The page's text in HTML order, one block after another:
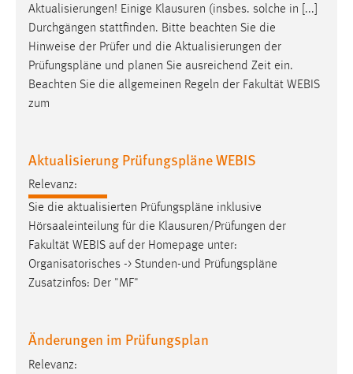
Aktualisierungen! Einige Klausuren (insbes. solche in [...]
Durchgängen stattfinden. Bitte beachten Sie die
Hinweise der Prüfer und die Aktualisierungen der
Prüfungspläne und planen Sie ausreichend Zeit ein.
Beachten Sie die allgemeinen Regeln der Fakultät WEBIS
zum
Aktualisierung Prüfungspläne WEBIS
Relevanz:
Sie die aktualisierten Prüfungspläne inklusive
Hörsaaleinteilung für die Klausuren/Prüfungen der
Fakultät WEBIS auf der Homepage unter:
Organisatorisches -> Stunden-und Prüfungspläne
Zusatzinfos: Der "MF"
Änderungen im Prüfungsplan
Relevanz:
Zweck:
Das Cookie speichert die gewählte Sprache der Website.
Cookie Laufzeit:
30 Tage
Name:
chat-frame-style-5e9dbeb1811c0446
Zweck:
Wird benötigt um die Chatfunktion nutzen zu können.
Cookie Laufzeit:
MibewSessionID, mibew-chat-frame-style-
Login